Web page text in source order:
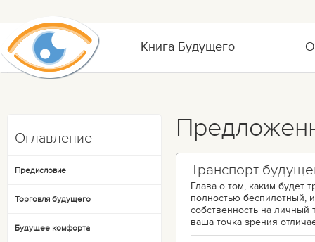
Книга Будущего
Оглавление
Предисловие
Торговля будущего
Будущее комфорта
Транспорт
Глава о том, каким будет
полностью беспилотный,
собственность на личный
ваша точка зрения